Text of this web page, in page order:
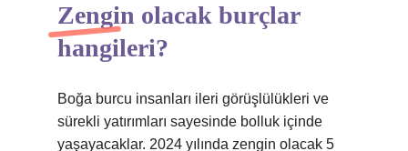
Zengin olacak burçlar
hangileri?
Boğa burcu insanları ileri görüşlülükleri ve
sürekli yatırımları sayesinde bolluk içinde
yaşayacaklar. 2024 yılında zengin olacak 5